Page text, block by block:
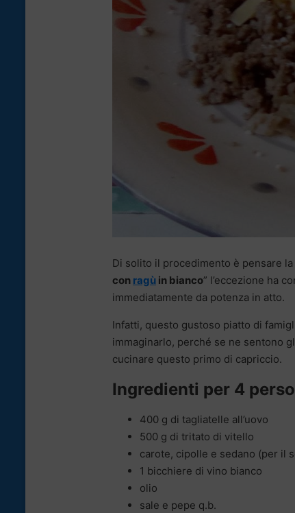
Di solito il procedimento è pensare
con ragù in bianco” l’eccezione ha
immediatamente da potenza in atto.
Infatti, questo gustoso piatto di
immaginarlo, perché se ne sentono
cucinare questo primo di capriccio.
Ingredienti per 4
400 g di tagliatelle all’uovo
500 g di tritato di vitello
carote, cipolle e sedano (per il
1 bicchiere di vino bianco
olio
sale e pepe q.b.